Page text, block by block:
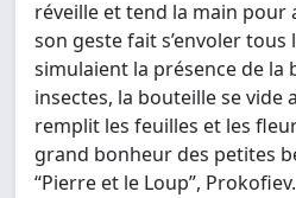
réveille et tend la main pour
son geste fait s’envoler tous
simulaient la présence de la
insectes, la bouteille se vide
remplit les feuilles et les
grand bonheur des petites
“Pierre et le Loup”, Prokofiev.